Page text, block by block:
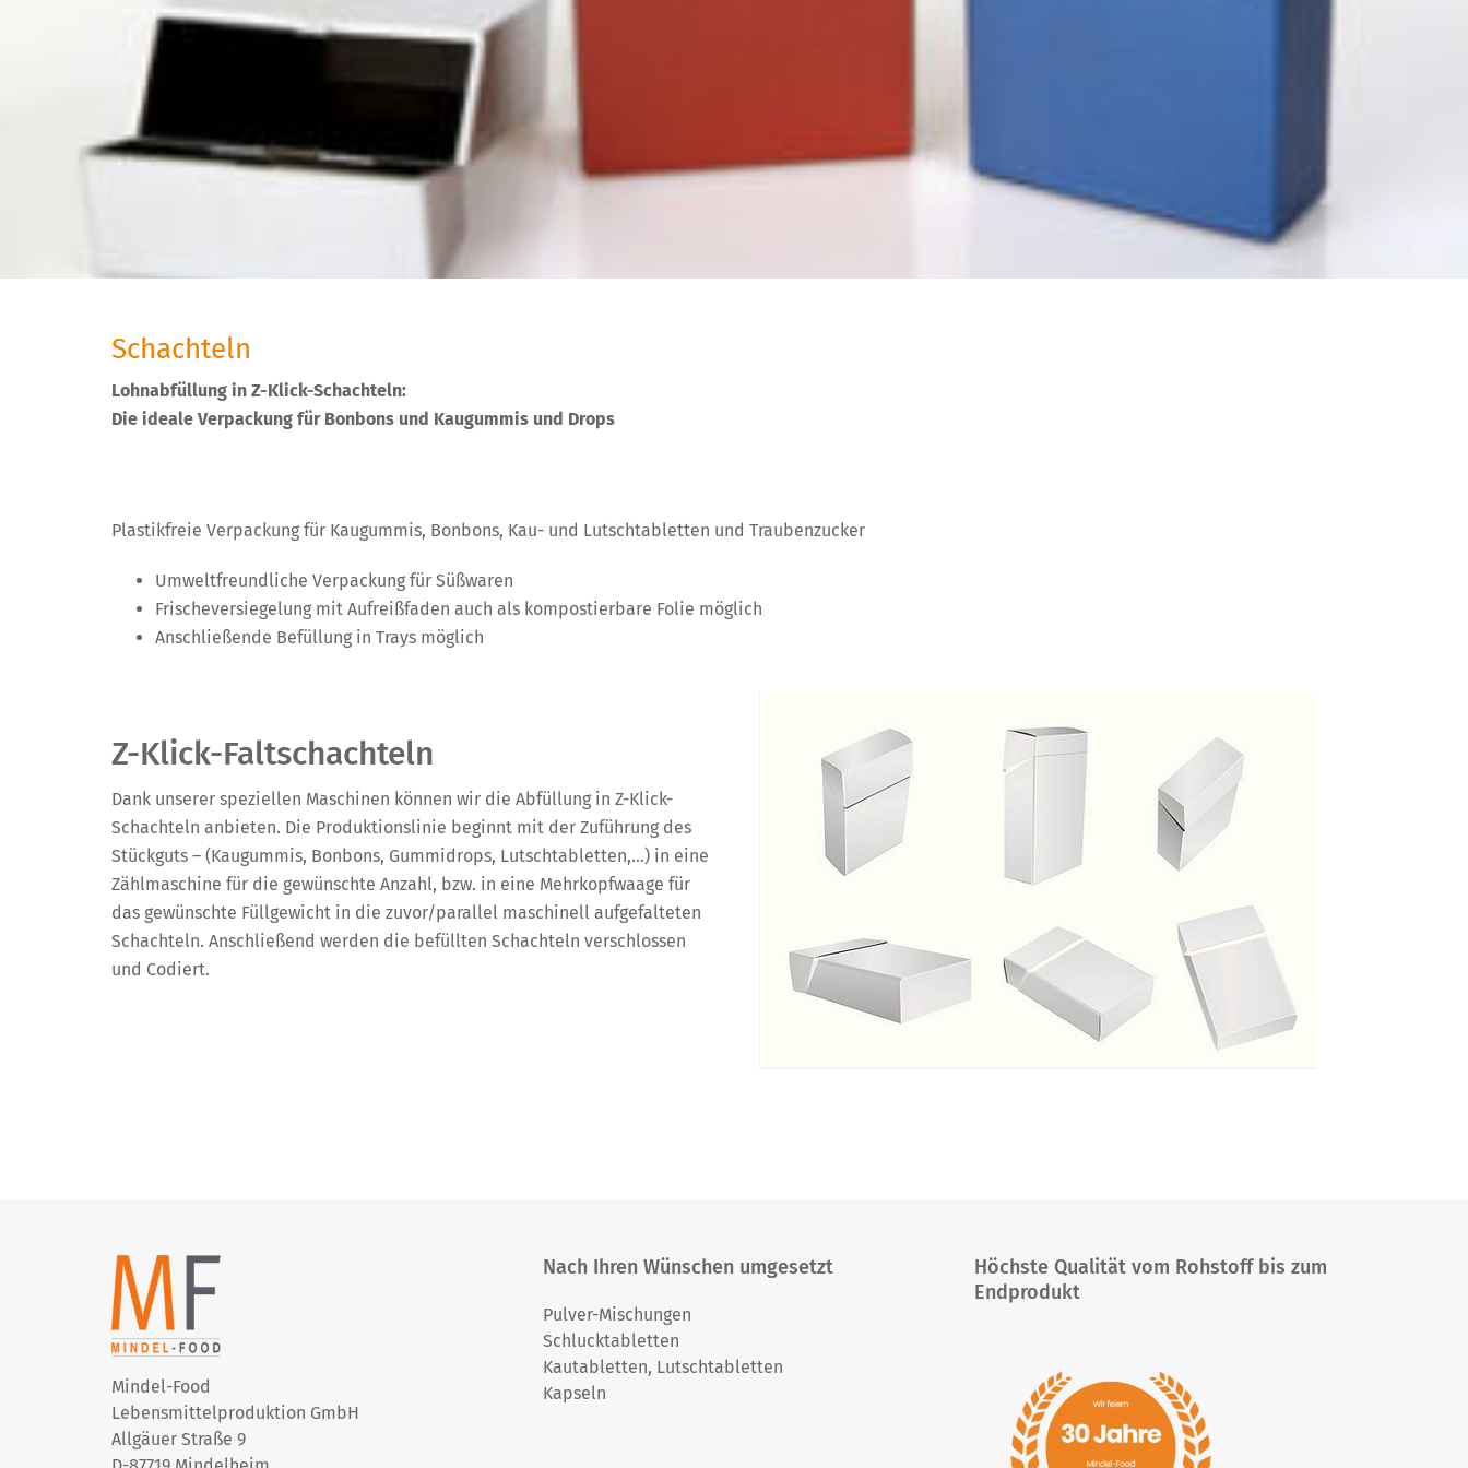
Schachteln
Lohnabfüllung in Z-Klick-Schachteln:
Die ideale Verpackung für Bonbons und Kaugummis und Drops
Plastikfreie Verpackung für Kaugummis, Bonbons, Kau- und Lutschtabletten und Traubenzucker
Umweltfreundliche Verpackung für Süßwaren
Frischeversiegelung mit Aufreißfaden auch als kompostierbare Folie möglich
Anschließende Befüllung in Trays möglich
Z-Klick-Faltschachteln
Dank unserer speziellen Maschinen können wir die Abfüllung in Z-Klick-
Schachteln anbieten. Die Produktionslinie beginnt mit der Zuführung des
Stückguts – (Kaugummis, Bonbons, Gummidrops, Lutschtabletten,…) in eine
Zählmaschine für die gewünschte Anzahl, bzw. in eine Mehrkopfwaage für
das gewünschte Füllgewicht in die zuvor/parallel maschinell aufgefalteten
Schachteln. Anschließend werden die befüllten Schachteln verschlossen
und Codiert.
Mindel-Food
Lebensmittelproduktion GmbH
Allgäuer Straße 9
Nach Ihren Wünschen umgesetzt
Pulver-Mischungen
Schlucktabletten
Kautabletten, Lutschtabletten
Kapseln
Höchste Qualität vom Rohstoff bis zum
Endprodukt